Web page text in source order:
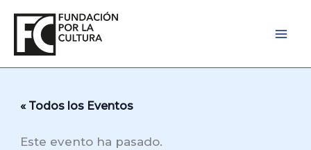
contenido
« Todos los Eventos
Este evento ha pasado.